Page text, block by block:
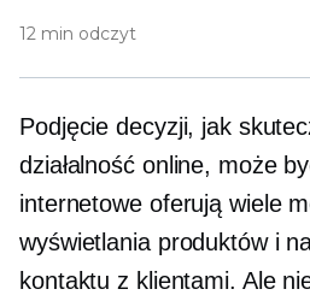
12 min odczyt
Podjęcie decyzji, jak
działalność online, może
internetowe oferują wiele
wyświetlania produktów i
kontaktu z klientami. Ale